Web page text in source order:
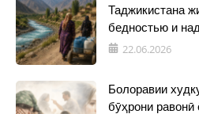
Таджикистана
бедностью и
22.06.2026
Болоравии
бӯҳрони